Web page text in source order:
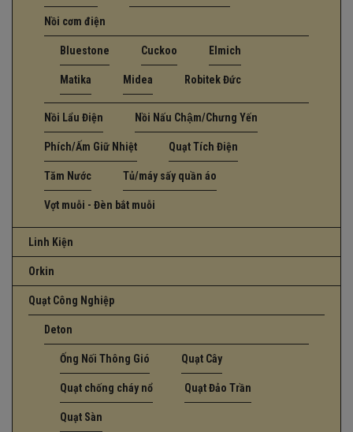
Nồi cơm điện
Bluestone Cuckoo Elmich
Matika Midea Robitek Đức
Nồi Lẩu Điện Nồi Nấu Chậm/Chưng Yến
Phích/Ấm Giữ Nhiệt Quạt Tích Điện
Tăm Nước Tủ/máy sấy quần áo
Vợt muỗi - Đèn bắt muỗi
Linh Kiện
Orkin
Quạt Công Nghiệp
Deton
Ống Nối Thông Gió Quạt Cây
Quạt chống cháy nổ Quạt Đảo Trần
Quạt Sàn